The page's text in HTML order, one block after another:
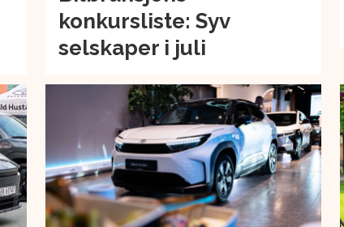
konkursliste: Syv
selskaper i juli